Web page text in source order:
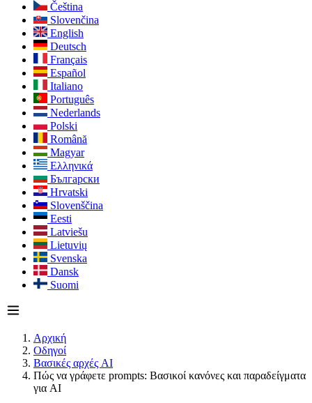
Čeština
Slovenčina
English
Deutsch
Français
Español
Italiano
Português
Nederlands
Polski
Română
Magyar
Ελληνικά
Български
Hrvatski
Slovenščina
Eesti
Latviešu
Lietuvių
Svenska
Dansk
Suomi
Αρχική
Οδηγοί
Βασικές αρχές AI
Πώς να γράφετε prompts: Βασικοί κανόνες και παραδείγματα
για AI